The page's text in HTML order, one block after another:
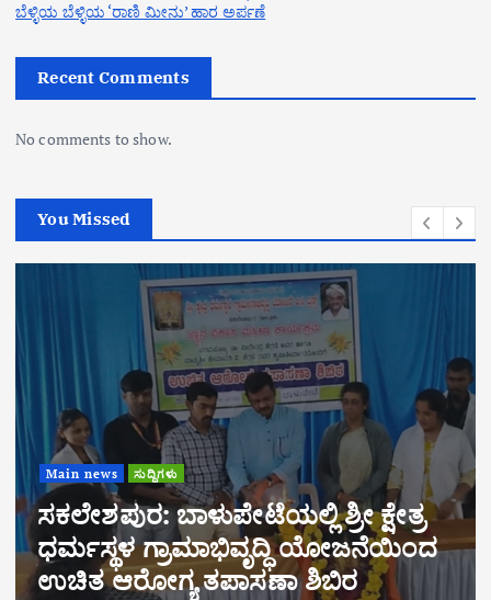
ಬೆಳ್ಳಿಯ ಬೆಳ್ಳಿಯ ‘ರಾಣಿ ಮೀನು’ ಹಾರ ಅರ್ಪಣೆ
Recent Comments
No comments to show.
You Missed
Main news ಸುದ್ದಿಗಳು
ಬೆಸ್ಟ್ ಎಂಎಲ್ಎ ಪ್ರಶಸ್ತಿ ಪುರಸ್ಕೃತ ಶಾಸಕ
ಹರೀಶ್ ಪೂಂಜರಿಗೆ ಬಿಜೆಪಿ
ಮೋರ್ಚಾಗಳಿಂದ ಅಭಿನಂದನೆ